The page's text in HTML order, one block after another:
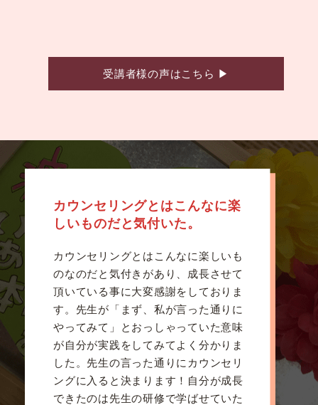
受講者様の声はこちら ▶
カウンセリングとはこんなに楽
しいものだと気付いた。
カウンセリングとはこんなに楽しいも
のなのだと気付きがあり、成長させて
頂いている事に大変感謝をしておりま
す。先生が「まず、私が言った通りに
やってみて」とおっしゃっていた意味
が自分が実践をしてみてよく分かりま
した。先生の言った通りにカウンセリ
ングに入ると決まります！自分が成長
できたのは先生の研修で学ばせていた